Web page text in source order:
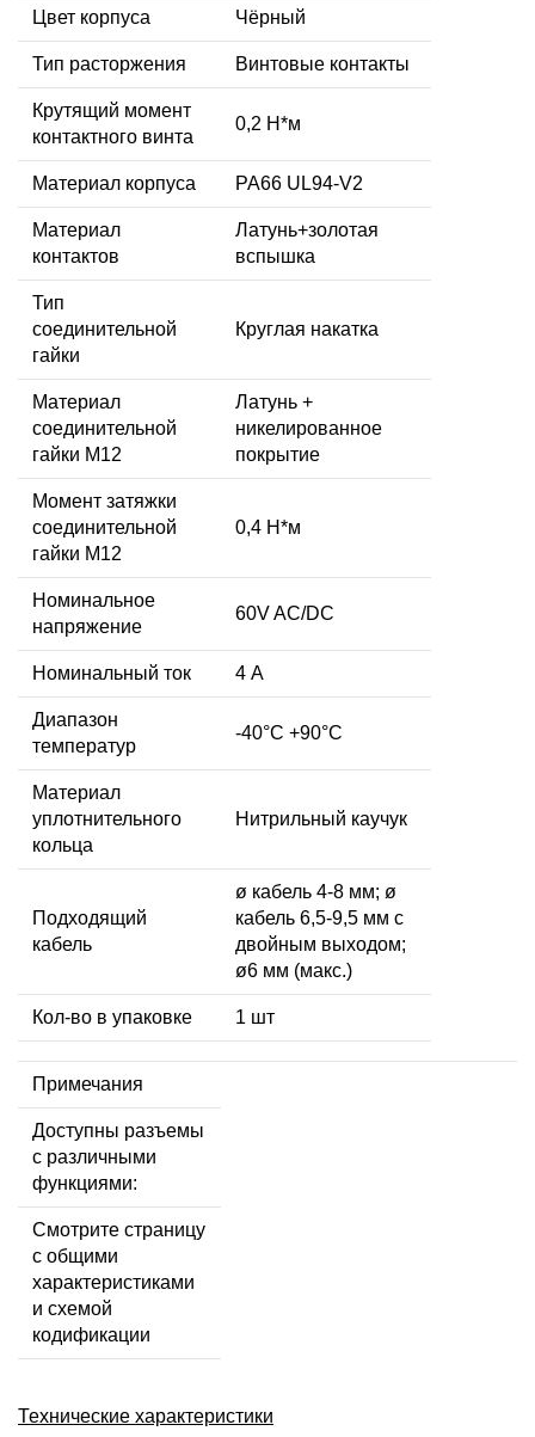
Цвет корпуса Чёрный
Тип расторжения Винтовые контакты
Крутящий момент
контактного винта
0,2 Н*м
Материал корпуса PA66 UL94-V2
Материал
контактов
Латунь+золотая
вспышка
Тип
соединительной
гайки
Круглая накатка
Материал
соединительной
гайки M12
Латунь +
никелированное
покрытие
Момент затяжки
соединительной
гайки M12
0,4 Н*м
Номинальное
напряжение
60V AC/DC
Номинальный ток 4 А
Диапазон
температур
-40°C +90°C
Материал
уплотнительного
кольца
Нитрильный каучук
Подходящий
кабель
ø кабель 4-8 мм; ø
кабель 6,5-9,5 мм с
двойным выходом;
ø6 мм (макс.)
Кол-во в упаковке 1 шт
Примечания
Доступны разъемы
с различными
функциями:
Смотрите страницу
с общими
характеристиками
и схемой
кодификации
Технические характеристики